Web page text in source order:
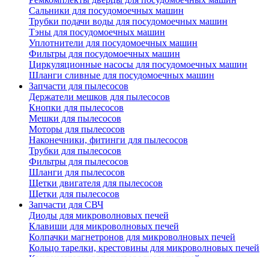
Сальники для посудомоечных машин
Трубки подачи воды для посудомоечных машин
Тэны для посудомоечных машин
Уплотнители для посудомоечных машин
Фильтры для посудомоечных машин
Циркуляционные насосы для посудомоечных машин
Шланги сливные для посудомоечных машин
Запчасти для пылесосов
Держатели мешков для пылесосов
Кнопки для пылесосов
Мешки для пылесосов
Моторы для пылесосов
Наконечники, фитинги для пылесосов
Трубки для пылесосов
Фильтры для пылесосов
Шланги для пылесосов
Щетки двигателя для пылесосов
Щетки для пылесосов
Запчасти для СВЧ
Диоды для микроволновых печей
Клавиши для микроволновых печей
Колпачки магнетронов для микроволновых печей
Кольцо тарелки, крестовины для микроволновых печей